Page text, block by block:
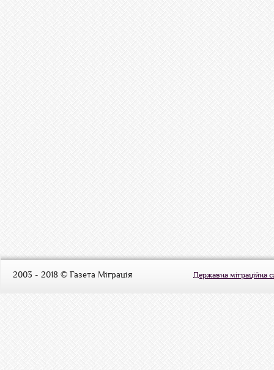
2003 - 2018 © Газета Міграція Державна міграційна